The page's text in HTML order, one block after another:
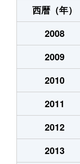
野幌若葉町
東野幌町
東野幌本町
東野幌本町
東野幌本町
東野幌本町
文京台
西暦（年）
2008
2009
2010
2011
2012
2013